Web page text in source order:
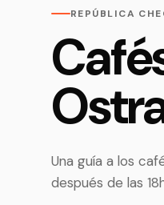
REPÚBLICA
Una guía a los
después de las